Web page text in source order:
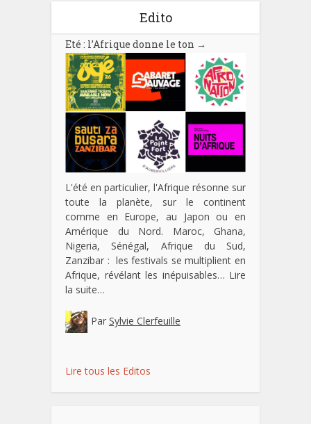
Edito
Eté : l’Afrique donne le ton →
L'été en particulier, l'Afrique résonne sur
toute la planète, sur le continent
comme en Europe, au Japon ou en
Amérique du Nord. Maroc, Ghana,
Nigeria, Sénégal, Afrique du Sud,
Zanzibar : les festivals se multiplient en
Afrique, révélant les inépuisables… Lire
la suite…
Par Sylvie Clerfeuille
Lire tous les Editos